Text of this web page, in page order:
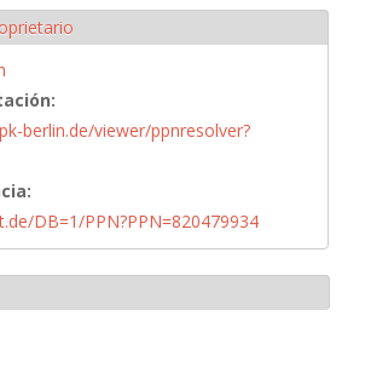
berlin.de/viewer/ppnresolver?
DB=1/PPN?PPN=820479934